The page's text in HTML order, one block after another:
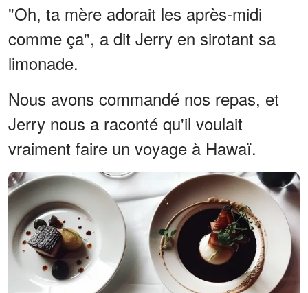
"Oh, ta mère adorait les après-midi
comme ça", a dit Jerry en sirotant sa
limonade.
Nous avons commandé nos repas, et
Jerry nous a raconté qu'il voulait
vraiment faire un voyage à Hawaï.